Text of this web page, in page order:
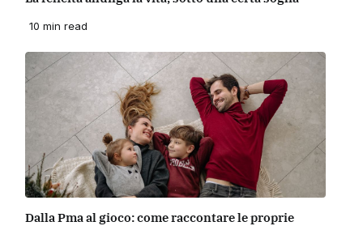
10 min read
Dalla Pma al gioco: come raccontare le proprie